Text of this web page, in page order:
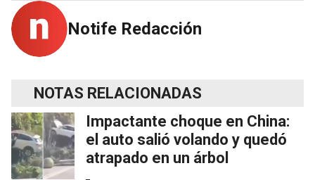
Notife Redacción
NOTAS RELACIONADAS
Impactante choque en China:
el auto salió volando y quedó
atrapado en un árbol